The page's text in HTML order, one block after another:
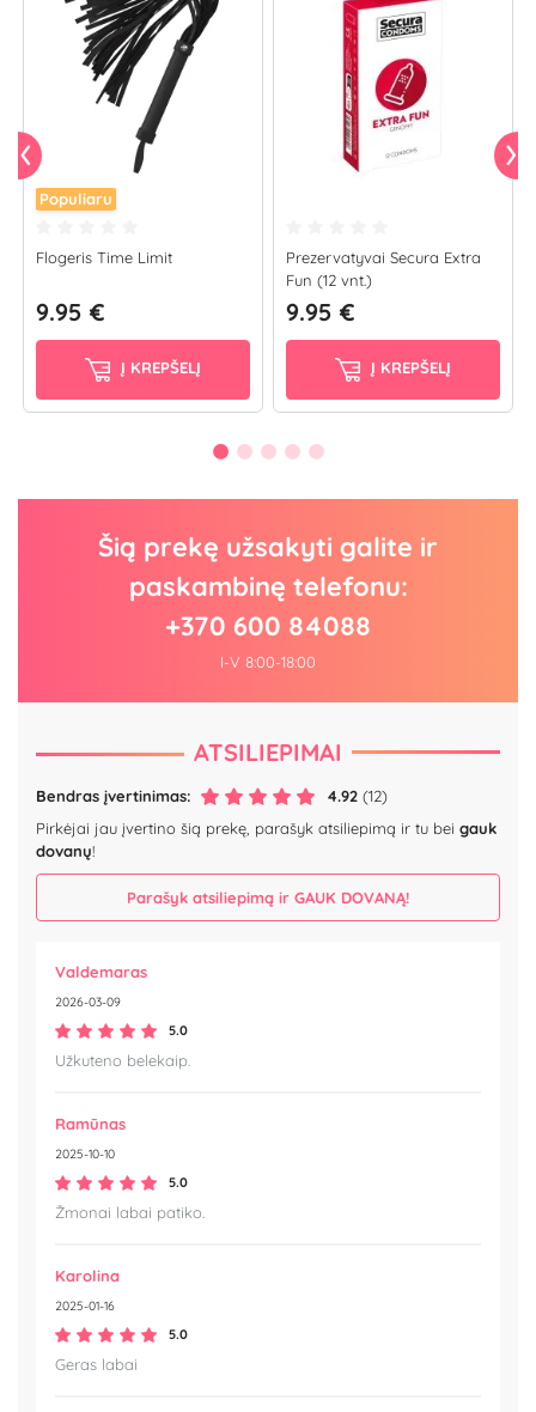
Populiaru
Flogeris Time Limit
9.95 €
Į KREPŠELĮ
Prezervatyvai Secura Extra
Fun (12 vnt.)
9.95 €
Į KREPŠELĮ
Šią prekę užsakyti galite ir
paskambinę telefonu:
+370 600 84088
I-V 8:00-18:00
ATSILIEPIMAI
Bendras įvertinimas: 4.92 (12)
Pirkėjai jau įvertino šią prekę, parašyk atsiliepimą ir tu bei gauk
dovanų!
Parašyk atsiliepimą ir GAUK DOVANĄ!
Valdemaras
2026-03-09
5.0
Užkuteno belekaip.
Ramūnas
2025-10-10
5.0
Žmonai labai patiko.
Karolina
2025-01-16
5.0
Geras labai